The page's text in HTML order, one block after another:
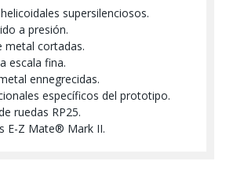
supersilenciosos.
a presión.
metal cortadas.
escala fina.
ennegrecidas.
específicos del prototipo.
ruedas RP25.
E-Z Mate® Mark II.